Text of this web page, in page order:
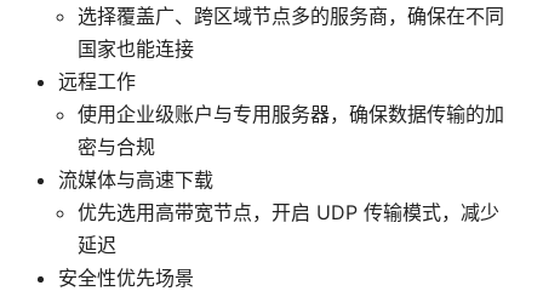
选择覆盖广、跨区域节点多的服务商，确保在不同
国家也能连接
远程工作
使用企业级账户与专用服务器，确保数据传输的加
密与合规
流媒体与高速下载
优先选用高带宽节点，开启 UDP 传输模式，减少
延迟
安全性优先场景